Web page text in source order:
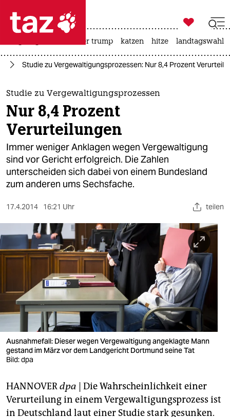
 taz zahl ich
taz zahl ich
themen
politik
öko
gesellschaft
kultur
sport
berlin
nord
wahrheit
verlag
verlag
veranstaltungen
shop
fragen & hilfe
unterstützen

taz zahl ich
usa unter trump katzen hitze landtagswahl
Studie zu Vergewaltigungsprozessen: Nur 8,4 Prozent
Studie zu Vergewaltigungsprozessen
Nur 8,4 Prozent
Verurteilungen
Immer weniger Anklagen wegen Vergewaltigung
sind vor Gericht erfolgreich. Die Zahlen
unterscheiden sich dabei von einem Bundesland
zum anderen ums Sechsfache.
17.4.2014 16:21 Uhr teilen
Ausnahmefall: Dieser wegen Vergewaltigung angeklagte Mann
gestand im März vor dem Landgericht Dortmund seine Tat
Bild: dpa
HANNOVERdpa | Die Wahrscheinlichkeit einer
Verurteilung in einem Vergewaltigungsprozess ist
in Deutschland laut einer Studie stark gesunken.